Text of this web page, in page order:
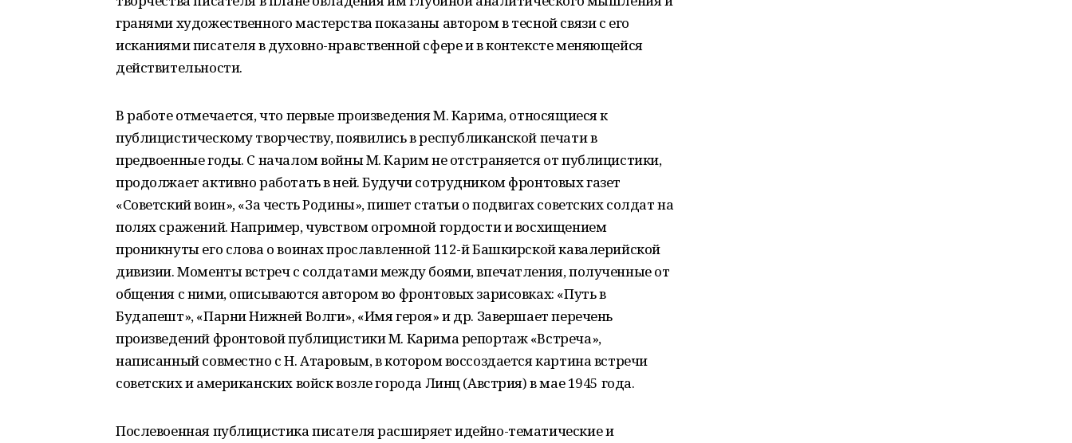
гранями художественного мастерства показаны автором в тесной связи с его
исканиями писателя в духовно-нравственной сфере и в контексте меняющейся
действительности.
В работе отмечается, что первые произведения М. Карима, относящиеся к
публицистическому творчеству, появились в республиканской печати в
предвоенные годы. С началом войны М. Карим не отстраняется от публицистики,
продолжает активно работать в ней. Будучи сотрудником фронтовых газет
«Советский воин», «За честь Родины», пишет статьи о подвигах советских солдат на
полях сражений. Например, чувством огромной гордости и восхищением
проникнуты его слова о воинах прославленной 112-й Башкирской кавалерийской
дивизии. Моменты встреч с солдатами между боями, впечатления, полученные от
общения с ними, описываются автором во фронтовых зарисовках: «Путь в
Будапешт», «Парни Нижней Волги», «Имя героя» и др. Завершает перечень
произведений фронтовой публицистики М. Карима репортаж «Встреча»,
написанный совместно с Н. Атаровым, в котором воссоздается картина встречи
советских и американских войск возле города Линц (Австрия) в мае 1945 года.
Послевоенная публицистика писателя расширяет идейно-тематические и